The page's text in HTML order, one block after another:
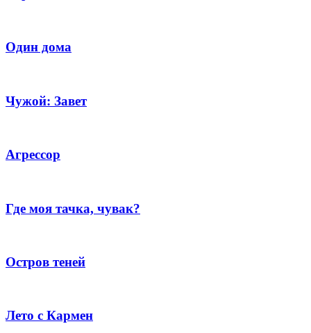
Один дома
Чужой: Завет
Агрессор
Где моя тачка, чувак?
Остров теней
Лето с Кармен